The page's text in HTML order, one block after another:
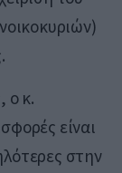
ο κ.
είναι
στην